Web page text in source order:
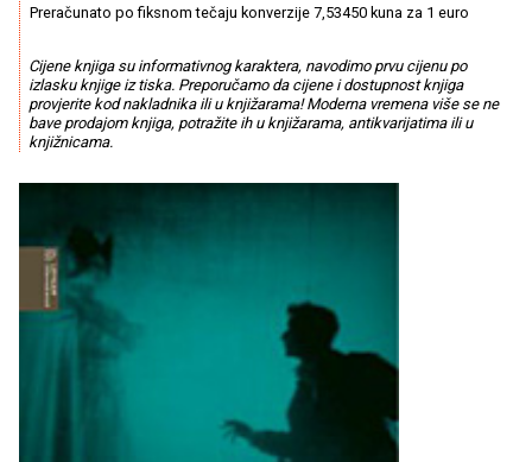
Preračunato po fiksnom tečaju konverzije 7,53450 kuna za 1 euro
Cijene knjiga su informativnog karaktera, navodimo prvu cijenu po
izlasku knjige iz tiska. Preporučamo da cijene i dostupnost knjiga
provjerite kod nakladnika ili u knjižarama! Moderna vremena više se ne
bave prodajom knjiga, potražite ih u knjižarama, antikvarijatima ili u
knjižnicama.